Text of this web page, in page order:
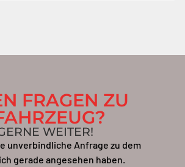
FRAGEN ZU
WEITER!
unverbindliche Anfrage zu dem
gerade angesehen haben.